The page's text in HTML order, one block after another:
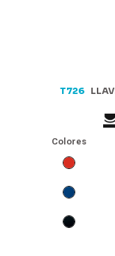
T726
Colores